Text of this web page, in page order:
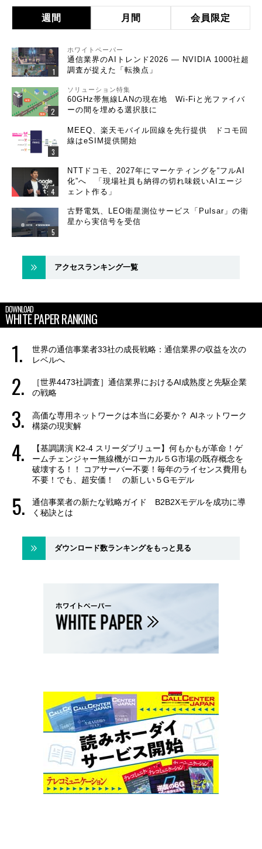
週間 月間 会員限定
ホワイトペーパー
通信業界のAIトレンド2026 ― NVIDIA 1000社超
調査が捉えた「転換点」
ソリューション特集
60GHz帯無線LANの現在地 Wi-Fiと光ファイバ
ーの間を埋める選択肢に
MEEQ、楽天モバイル回線を先行提供 ドコモ回
線はeSIM提供開始
NTTドコモ、2027年にマーケティングを“フルAI
化”へ 「現場社員も納得の切れ味鋭いAIエージ
ェント作る」
古野電気、LEO衛星測位サービス「Pulsar」の衛
星から実信号を受信
アクセスランキング一覧
DOWNLOAD
WHITE PAPER RANKING
世界の通信事業者33社の成長戦略：通信業界の収益を次の
レベルへ
［世界4473社調査］通信業界におけるAI成熟度と先駆企業
の戦略
高価な専用ネットワークは本当に必要か？ AIネットワーク
構築の現実解
【基調講演 K2-4 スリーダブリュー】何もかもが革命！ゲ
ームチェンジャー無線機がローカル５G市場の既存概念を
破壊する！！ コアサーバー不要！毎年のライセンス費用も
不要！でも、超安価！ の新しい５Gモデル
通信事業者の新たな戦略ガイド B2B2Xモデルを成功に導
く秘訣とは
ダウンロード数ランキングをもっと見る